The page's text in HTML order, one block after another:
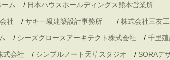
ム / 日本ハウスホールディングス熊本営業所
社 / サキ一級建築設計事務所 / 株式会社三友
/ シーズグロースアーキテクト株式会社 / 千里
式会社 / シンプルノート天草スタジオ / SORAデ